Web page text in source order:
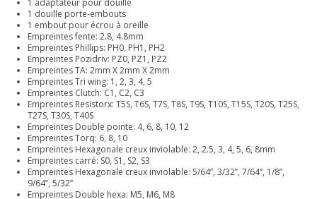
1 adaptateur pour douille
1 douille porte-embouts
1 embout pour écrou à oreille
Empreintes fente: 2.8, 4.8mm
Empreintes Phillips: PH0, PH1, PH2
Empreintes Pozidriv: PZ0, PZ1, PZ2
Empreintes TA: 2mm X 2mm X 2mm
Empreintes Tri wing: 1, 2, 3, 4, 5
Empreintes Clutch: C1, C2, C3
Empreintes Resistorx: T5S, T6S, T7S, T8S, T9S, T10S, T15S, T20S, T25S,
T27S, T30S, T40S
Empreintes Double pointe: 4, 6, 8, 10, 12
Empreintes Torq: 6, 8, 10
Empreintes Hexagonale creux inviolable: 2, 2.5, 3, 4, 5, 6, 8mm
Empreintes carré: S0, S1, S2, S3
Empreintes Hexagonale creux inviolable: 5/64’’, 3/32’’, 7/64’’, 1/8’’,
9/64’’, 5/32’’
Empreintes Double hexa: M5, M6, M8